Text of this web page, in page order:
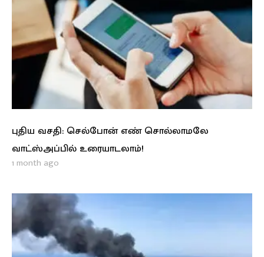
புதிய வசதி: செல்போன் எண் சொல்லாமலே
வாட்ஸ்அப்பில் உரையாடலாம்!
1 month ago